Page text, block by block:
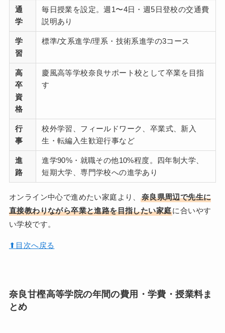
通
学
毎日授業を設定。週1〜4日・週5日登校の交通費
説明あり
学
習
標準/文系進学/理系・技術系進学の3コース
高
卒
資
格
慶風高等学校奈良サポート校として卒業を目指
す
行
事
校外学習、フィールドワーク、卒業式、新入
生・転編入生歓迎行事など
進
路
進学90%・就職その他10%程度。四年制大学、
短期大学、専門学校への進学あり
オンライン中心で進めたい家庭より、
奈良県周辺で先生に
直接教わりながら卒業と進路を目指したい家庭に合いやす
い学校です。
⬆︎目次へ戻る
奈良甘樫高等学院の年間の費用・学費・授業料ま
とめ